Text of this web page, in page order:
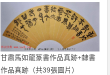
甘肅馬如龍篆書作品真跡+隸書
作品真跡（共39張圖片）